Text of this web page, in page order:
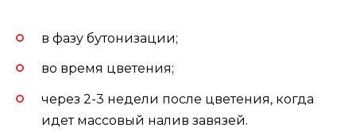
в фазу бутонизации;
во время цветения;
через 2-3 недели после цветения, когда
идет массовый налив завязей.